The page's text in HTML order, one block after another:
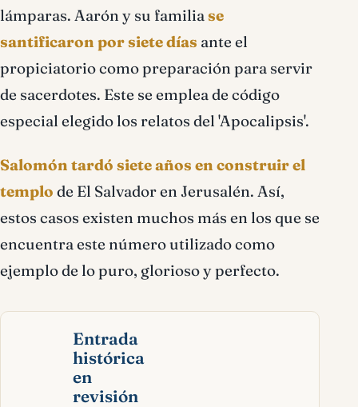
lámparas. Aarón y su familiase
santificaron por siete días ante el
propiciatorio como preparación para servir
de sacerdotes. Este se emplea de código
especial elegido los relatos del 'Apocalipsis'.
Salomón tardó siete años en construir el
templo de El Salvador en Jerusalén. Así,
estos casos existen muchos más en los que se
encuentra este número utilizado como
ejemplo de lo puro, glorioso y perfecto.
Entrada
histórica
en
revisión